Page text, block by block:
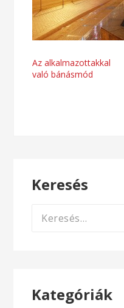
Bejegyzés
Az alkalmazottakkal
való bánásmód
Keresés
Keresés:
Kategóriák